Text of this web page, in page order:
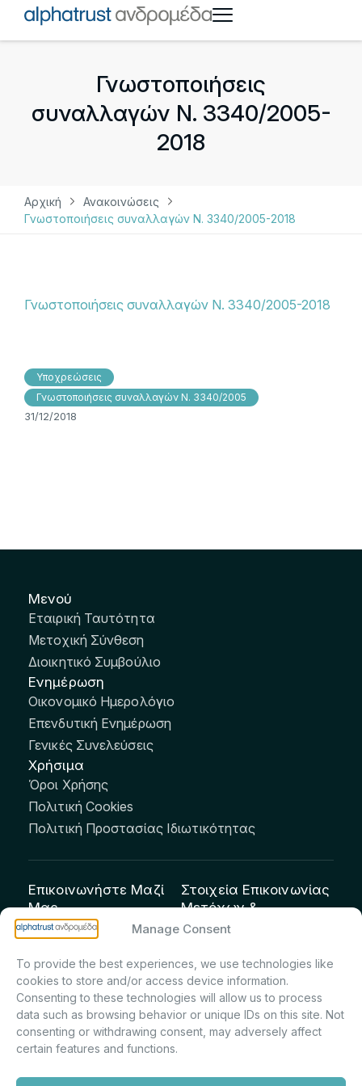
Manage Consent
To provide the best experiences, we use technologies like
cookies to store and/or access device information.
Consenting to these technologies will allow us to process
data such as browsing behavior or unique IDs on this site. Not
consenting or withdrawing consent, may adversely affect
certain features and functions.
Γνωστοποιήσεις
συναλλαγών Ν. 3340/2005-
2018
Αρχική
Ανακοινώσεις
Γνωστοποιήσεις συναλλαγών Ν. 3340/2005-2018
Γνωστοποιήσεις συναλλαγών Ν. 3340/2005-2018
Υποχρεώσεις
Γνωστοποιήσεις συναλλαγών Ν. 3340/2005
31/12/2018
Μενού
Εταιρική Ταυτότητα
Μετοχική Σύνθεση
Διοικητικό Συμβούλιο
Ενημέρωση
Οικονομικό Ημερολόγιο
Επενδυτική Ενημέρωση
Γενικές Συνελεύσεις
Χρήσιμα
Όροι Χρήσης
Πολιτική Cookies
Πολιτική Προστασίας Ιδιωτικότητας
Επικοινωνήστε Μαζί
Μας
info@andromeda.eu
Οδός Αριστείδου 1,
Κηφισιά Τ.Κ. 14561
Στοιχεία Επικοινωνίας
Μετόχων &
Επενδυτών:
Πρίντσιου – Corporate
Secretary & Investor
Relations – Τμήμα
Μετοχολογίου –
Ανακοινώσεων